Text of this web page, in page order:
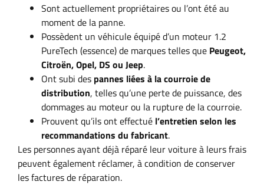
Sont actuellement propriétaires ou l’ont été au
moment de la panne.
Possèdent un véhicule équipé d’un moteur 1.2
PureTech (essence) de marques telles que Peugeot,
Citroën, Opel, DS ou Jeep.
Ont subi des pannes liées à la courroie de
distribution, telles qu’une perte de puissance, des
dommages au moteur ou la rupture de la courroie.
Prouvent qu’ils ont effectué l’entretien selon les
recommandations du fabricant.
Les personnes ayant déjà réparé leur voiture à leurs frais
peuvent également réclamer, à condition de conserver
les factures de réparation.